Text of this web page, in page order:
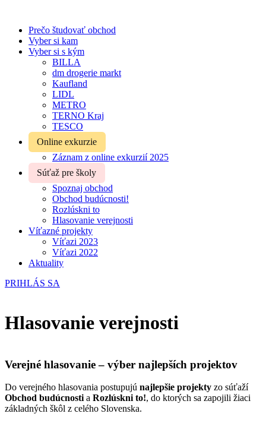
Prečo študovať obchod
Vyber si kam
Vyber si s kým
BILLA
dm drogerie markt
Kaufland
LIDL
METRO
TERNO Kraj
TESCO
Online exkurzie
Záznam z online exkurzií 2025
Súťaž pre školy
Spoznaj obchod
Obchod budúcnosti!
Rozlúskni to
Hlasovanie verejnosti
Víťazné projekty
Víťazi 2023
Víťazi 2022
Aktuality
PRIHLÁS SA
Hlasovanie verejnosti
Verejné hlasovanie – výber najlepších projektov
Do verejného hlasovania postupujú najlepšie projekty zo súťaží
Obchod budúcnosti a Rozlúskni to!, do ktorých sa zapojili žiaci
základných škôl z celého Slovenska.